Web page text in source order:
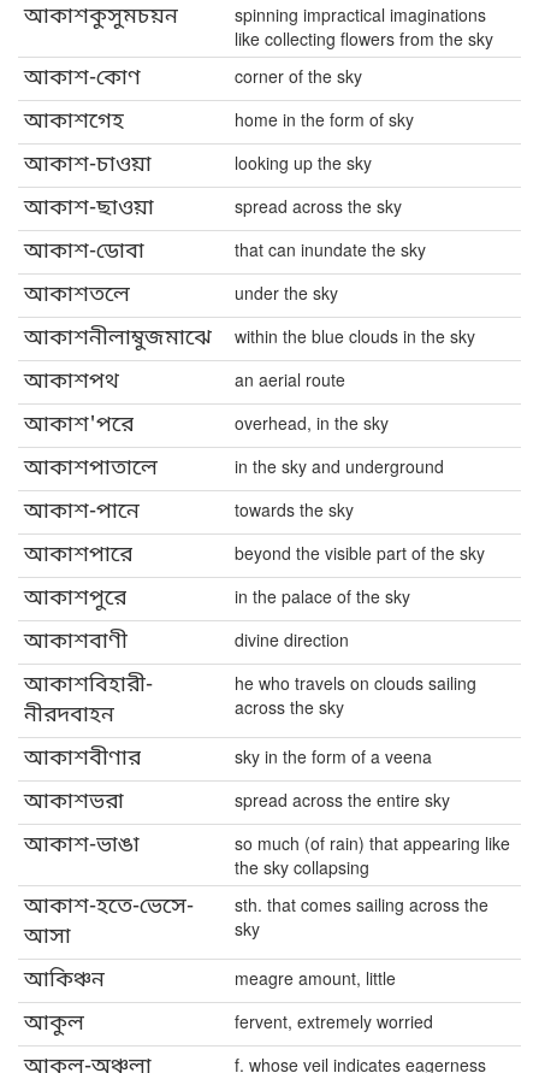
আকাশকুসুমচয়ন
spinning impractical imaginations
like collecting flowers from the sky
আকাশ-কোণ corner of the sky
আকাশগেহ home in the form of sky
আকাশ-চাওয়া looking up the sky
আকাশ-ছাওয়া spread across the sky
আকাশ-ডোবা that can inundate the sky
আকাশতলে under the sky
আকাশনীলাম্বুজমাঝে within the blue clouds in the sky
আকাশপথ an aerial route
আকাশ'পরে overhead, in the sky
আকাশপাতালে in the sky and underground
আকাশ-পানে towards the sky
আকাশপারে beyond the visible part of the sky
আকাশপুরে in the palace of the sky
আকাশবাণী divine direction
আকাশবিহারী-
নীরদবাহন
he who travels on clouds sailing
across the sky
আকাশবীণার sky in the form of a veena
আকাশভরা spread across the entire sky
আকাশ-ভাঙা
so much (of rain) that appearing like
the sky collapsing
আকাশ-হতে-ভেসে-
আসা
sth. that comes sailing across the
sky
আকিঞ্চন meagre amount, little
আকুল fervent, extremely worried
আকুল-অঞ্চলা f. whose veil indicates eagerness